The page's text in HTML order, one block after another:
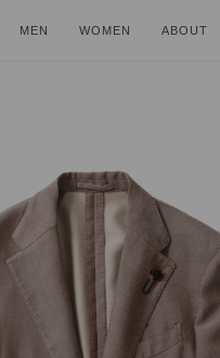
MEN WOMEN ABOUT